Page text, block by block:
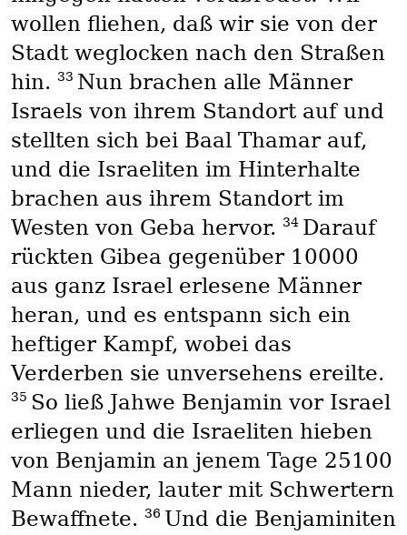
wollen fliehen, daß wir sie von der
Stadt weglocken nach den Straßen
hin. 33 Nun brachen alle Männer
Israels von ihrem Standort auf und
stellten sich bei Baal Thamar auf,
und die Israeliten im Hinterhalte
brachen aus ihrem Standort im
Westen von Geba hervor. 34 Darauf
rückten Gibea gegenüber 10000
aus ganz Israel erlesene Männer
heran, und es entspann sich ein
heftiger Kampf, wobei das
Verderben sie unversehens ereilte.
35 So ließ Jahwe Benjamin vor Israel
erliegen und die Israeliten hieben
von Benjamin an jenem Tage 25100
Mann nieder, lauter mit Schwertern
Bewaffnete. 36 Und die Benjaminiten